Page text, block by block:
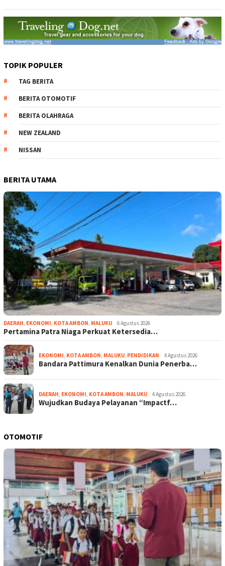
TOPIK POPULER
TAG BERITA
BERITA OTOMOTIF
BERITA OLAHRAGA
NEW ZEALAND
NISSAN
BERITA UTAMA
DAERAH EKONOMI KOTA AMBON MALUKU 6 Agustus 2026
Pertamina Patra Niaga Perkuat Ketersedia…
EKONOMI KOTA AMBON MALUKU PENDIDIKAN 4 Agustus 2026
Bandara Pattimura Kenalkan Dunia Penerba…
DAERAH EKONOMI KOTA AMBON MALUKU 4 Agustus 2026
Wujudkan Budaya Pelayanan “Impactf…
OTOMOTIF